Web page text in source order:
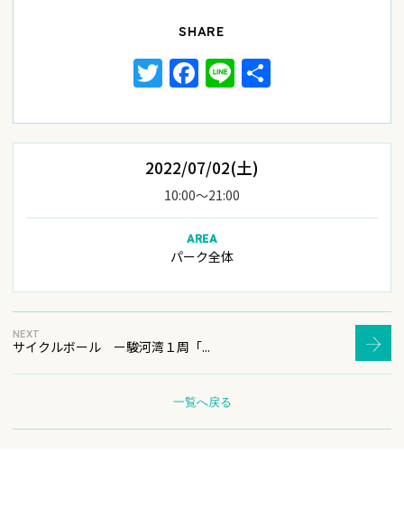
SHARE
Twitter
Facebook
Line
2022/07/02(土)
10:00〜21:00
AREA
パーク全体
一覧へ戻る
NEXT
サイクルボール ー駿河湾１周「...